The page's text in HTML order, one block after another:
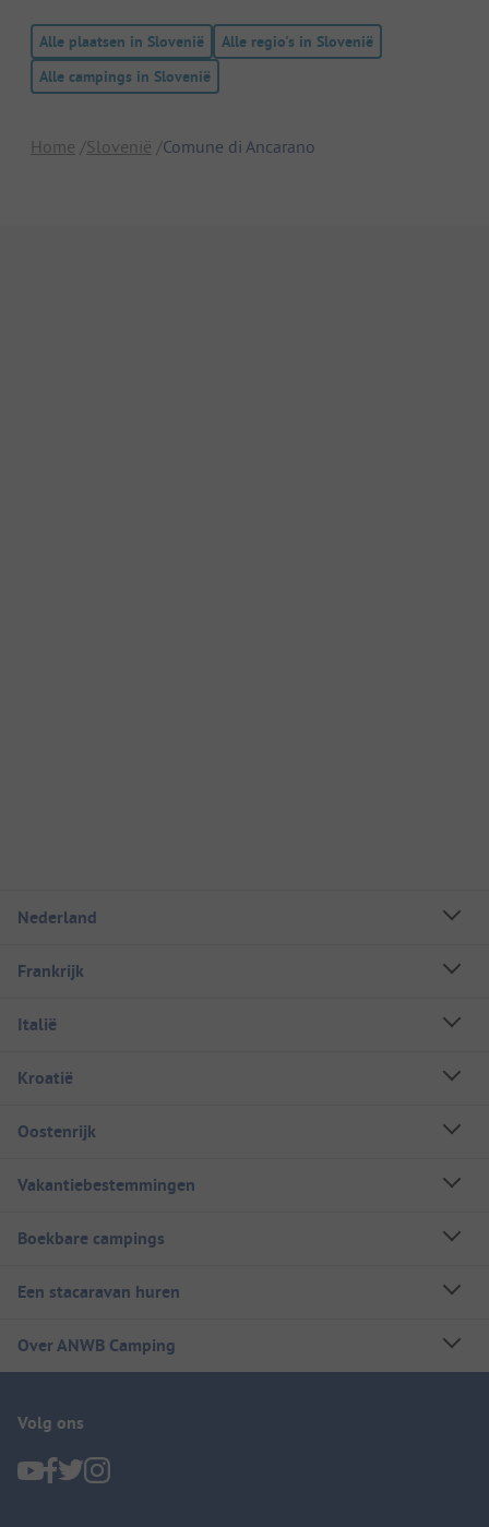
Alle plaatsen in Slovenië
Alle regio's in Slovenië
Alle campings in Slovenië
Home Slovenië Comune di Ancarano
Nederland
Frankrijk
Italië
Kroatië
Oostenrijk
Vakantiebestemmingen
Boekbare campings
Een stacaravan huren
Over ANWB Camping
Volg ons